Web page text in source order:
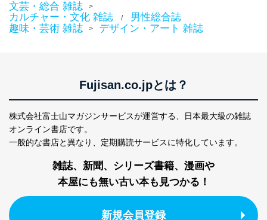
商品代金回収のため
ｅメール等による商品、サービ
析して、趣味・嗜好に
応じた新商品・サービスに関する
2
当社にお問合わせ
いただいた方の個
人情報
お問い合わせ対応、トラブル対
質向上のため
3
当社カスタマーQ＆
の確認のため
ｅメール等によるカスタマーQ＆A
サイトのサービス内容のご案内の
ｅメール等による商品、サービ
文芸・総合 雑誌 >
カルチャー・文化 雑誌 /
男性総合誌
趣味・芸術 雑誌
> デザイン・アート 雑誌
Fujisan.co.jpとは？
株式会社富士山マガジンサービスが運営する、
日本最大級の雑誌
オンライン書店です。
一般的な書店と異なり、 定期購読サービスに特化しています。
雑誌、新聞、シリーズ書籍、漫画や
本屋にも無い古い本も見つかる！
新規会員登録